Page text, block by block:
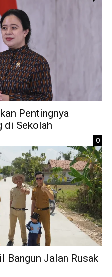
Pentingnya
di Sekolah
0
Bangun Jalan Rusak